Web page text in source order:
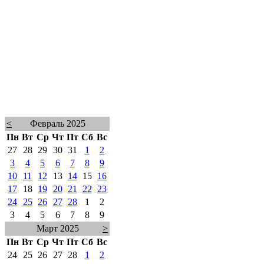
<
Февраль 2025
Пн Вт Ср Чт Пт Сб Вс
27
28 29 30 31 1
2
3
4 5 6 7 8
9
10
11 12 13 14 15
16
17
18 19 20 21 22
23
24
25 26 27 28 1
2
3
4 5 6 7 8
9
Март 2025
>
Пн Вт Ср Чт Пт Сб Вс
24
25 26 27 28 1
2